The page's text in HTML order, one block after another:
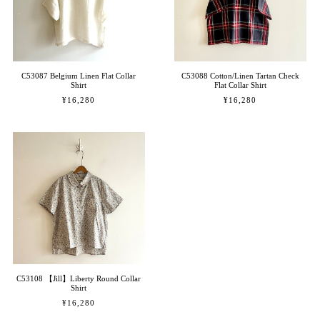
C53087 Belgium Linen Flat Collar
Shirt
¥16,280
C53088 Cotton/Linen Tartan Check
Flat Collar Shirt
¥16,280
C53108 【Jill】Liberty Round Collar
Shirt
¥16,280